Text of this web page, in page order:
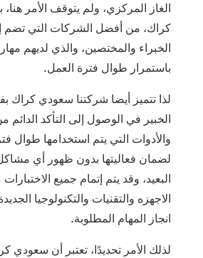
الغاز المركزي، ولم يتوقف الأمر
كراك، من أفضل الشركات التي تضم
الخبراء والمختصين، والذي لديهم
باستمرار طوال فترة العمل.
لذا تتميز أيضا شركتنا سعودي كراك
الخبير في الوصول إلى التأكد الدائم
والأدوات التي يتم استخدامها طوال
لضمان فعاليتها بدون ظهور أي
البعيد، وقد يتم إتمام جميع
الاجهزه والتقنيات والتكنولوجيا
انجاز المهام المطلوبة.
لذلك الأمر تحديدًا، تعتبر أن سعودي